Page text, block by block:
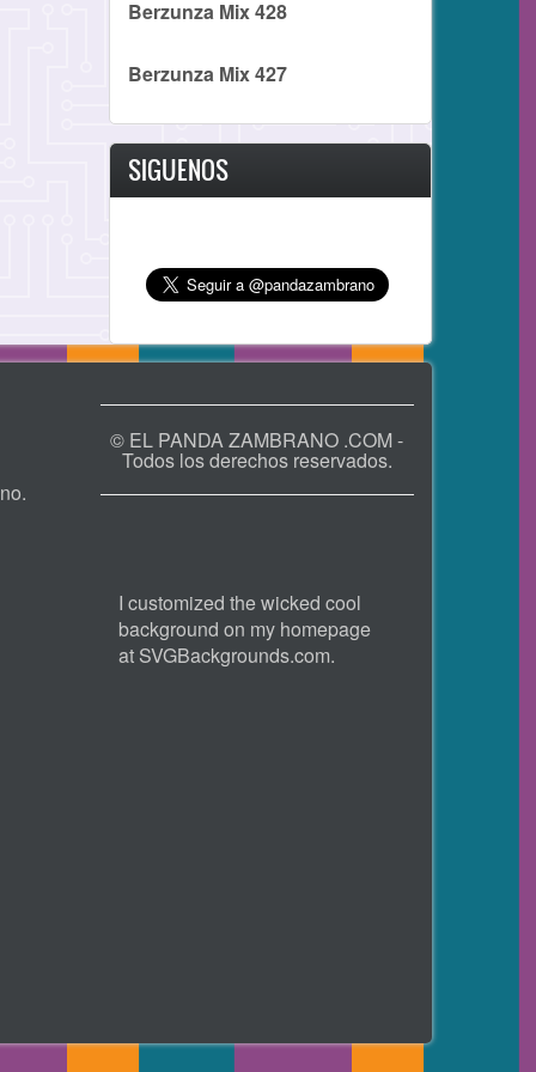
Berzunza Mix 428
Berzunza Mix 427
SIGUENOS
© EL PANDA ZAMBRANO .COM -
Todos los derechos reservados.
I customized the wicked cool
background on my homepage
at SVGBackgrounds.com.